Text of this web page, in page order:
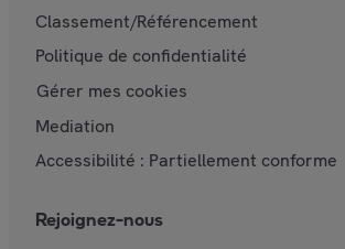
Classement/Référencement
Politique de confidentialité
Gérer mes cookies
Mediation
Accessibilité : Partiellement conforme
Rejoignez-nous